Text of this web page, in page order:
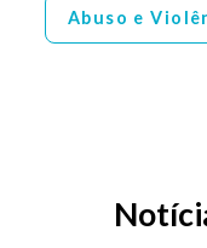
Abuso e